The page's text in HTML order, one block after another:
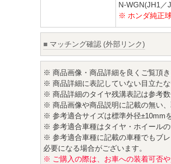
N-WGN(JH1／
※ ホンダ純正
■ マッチング確認 (外部リンク)
※ 商品画像・商品詳細を良くご覧頂き
※ 商品詳細に表記していない目立た
※ 商品詳細のタイヤ残溝表記は参考
※ 商品画像や商品説明に記載の無い
※ 参考適合サイズは標準外径±10mm
※ 参考適合車種はタイヤ・ホイール
※ 参考適合車種に記載の車種でもブ
必要になる場合がございます。
※ ご購入の際は、お車への装着可否